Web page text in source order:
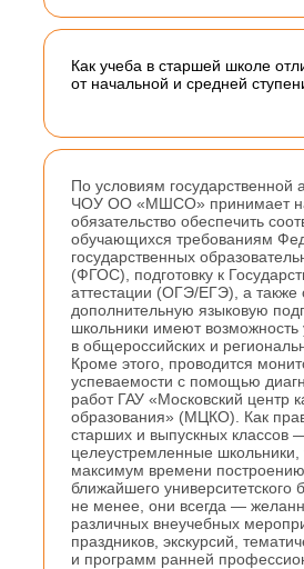
Как учеба в старшей школе
от начальной и средней
По условиям государственной
ЧОУ ОО «МШСО» принимает
обязательство обеспечить
обучающихся требованиям
государственных
(ФГОС), подготовку к
аттестации (ОГЭ/ЕГЭ), а также
дополнительную языковую
школьники имеют возможность
в общероссийских и
Кроме этого, проводится
успеваемости с помощью
работ ГАУ «Московский центр
образования» (МЦКО). Как
старших и выпускных классов
целеустремленные
максимум времени
ближайшего университетского
не менее, они всегда —
различных внеучебных
праздников, экскурсий,
и программ ранней
© 2025 ЧОУ ОО «МШСО» — все права
защищены. При использовании
ссылка на сайт обязательна.
Реквизиты:
117485, Москва г, ул Профсоюзная, д. 92
ОГРН 1027728005689
ИНН 7728266538
КПП 772801001
ГЛАВНОЕ
Главная страница
О нас